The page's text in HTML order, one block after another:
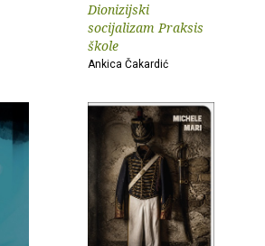
Dionizijski
socijalizam Praksis
škole
Ankica Čakardić